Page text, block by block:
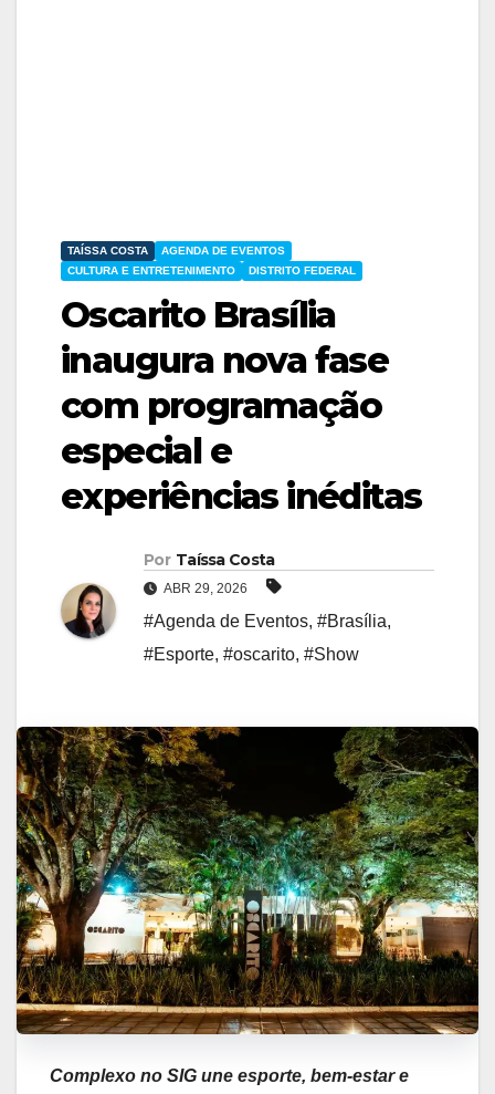
TAÍSSA COSTA
AGENDA DE EVENTOS
CULTURA E ENTRETENIMENTO
DISTRITO FEDERAL
Oscarito Brasília
inaugura nova fase
com programação
especial e
experiências inéditas
Por Taíssa Costa
ABR 29, 2026
#Agenda de Eventos, #Brasília,
#Esporte, #oscarito, #Show
Complexo no SIG une esporte, bem-estar e